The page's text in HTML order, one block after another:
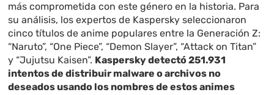
más comprometida con este género en la historia. Para
su análisis, los expertos de Kaspersky seleccionaron
cinco títulos de anime populares entre la Generación Z:
“Naruto”, “One Piece”, “Demon Slayer”, “Attack on Titan”
y “Jujutsu Kaisen”. Kaspersky detectó 251.931
intentos de distribuir malware o archivos no
deseados usando los nombres de estos animes